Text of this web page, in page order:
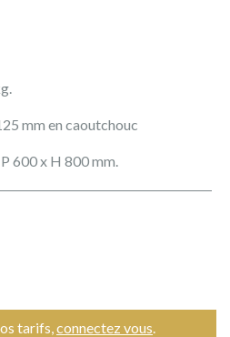
mm en caoutchouc
600 x H 800 mm.
tarifs,connectez vous.